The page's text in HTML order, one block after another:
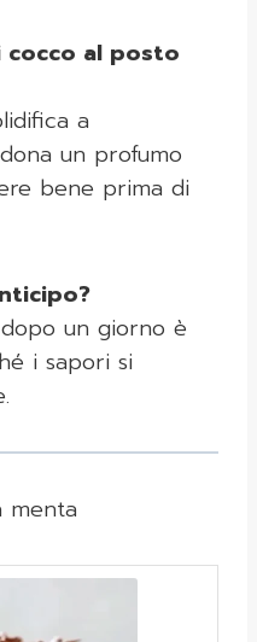
cocco al posto
a
un profumo
bene prima di
un giorno è
i sapori si
menta